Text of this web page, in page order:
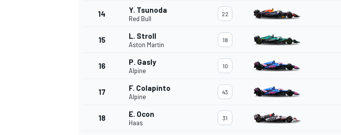
14 Y. Tsunoda
Red Bull
22
15 L. Stroll
Aston Martin
18
16 P. Gasly
Alpine
10
17 F. Colapinto
Alpine
43
18 E. Ocon
Haas
31